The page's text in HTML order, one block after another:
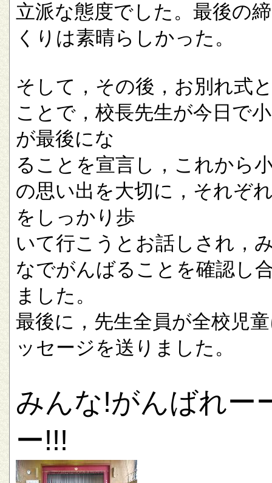
立派な態度でした。最後の
くりは素晴らしかった。
そして，その後，お別れ式
ことで，校長先生が今日で
が最後にな
ることを宣言し，これから
の思い出を大切に，それぞ
をしっかり歩
いて行こうとお話しされ，
なでがんばることを確認し
ました。
最後に，先生全員が全校児
ッセージを送りました。
みんな!がんばれー
ー!!!